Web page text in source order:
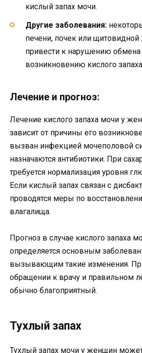
кислый запах мочи.
Другие заболевания:
печени, почек или
привести к нарушению
возникновению кислого
Лечение и прогноз:
Лечение кислого запаха мочи у
зависит от причины его
вызван инфекцией мочеполовой
назначаются антибиотики. При
требуется нормализация уровня
Если кислый запах связан с
проводятся меры по
влагалища.
Прогноз в случае кислого запаха
определяется основным
вызывающим такие изменения.
обращении к врачу и правильном
обычно благоприятный.
Тухлый запах
Тухлый запах мочи у женщин